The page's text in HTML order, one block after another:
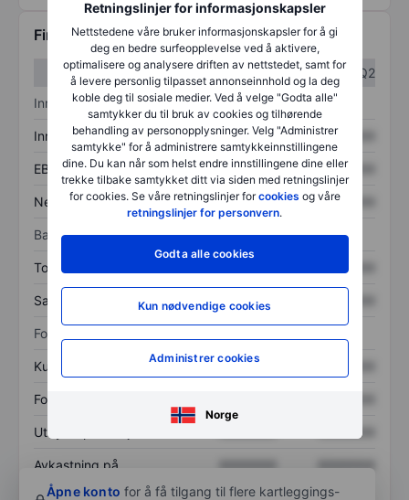
Retningslinjer for informasjonskapsler
Nettstedene våre bruker informasjonskapsler for å gi
deg en bedre surfeopplevelse ved å aktivere,
optimalisere og analysere driften av nettstedet, samt for
å levere personlig tilpasset annonseinnhold og la deg
koble deg til sosiale medier. Ved å velge "Godta alle"
samtykker du til bruk av cookies og tilhørende
behandling av personopplysninger. Velg "Administrer
samtykke" for å administrere samtykkeinnstillingene
dine. Du kan når som helst endre innstillingene dine eller
trekke tilbake samtykket ditt via siden med retningslinjer
for cookies. Se våre retningslinjer forcookies og våre
retningslinjer for personvern.
Godta alle cookies
Kun nødvendige cookies
Administrer cookies
Norge
Finansiell informasjon
Q1
Q2
Inntektsoversikt
Inntekter XXXXXXX XXXXXXX
EBITDA XXXXXXX XXXXXXX
Nettoinntekt XXXXXXX XXXXXXX
Balanse
Totale eiendeler XXXXXXX
Samlet gjeld XXXXXXX
Forholdstall
Kurs/salg XXXXXXX
Fortjeneste per aksje
Utbytte per aksje XXXXXXX
Avkastning på
egenkapital
XXXXXXX
XXXXXXX
Åpne konto for å få tilgang til flere kartleggings-